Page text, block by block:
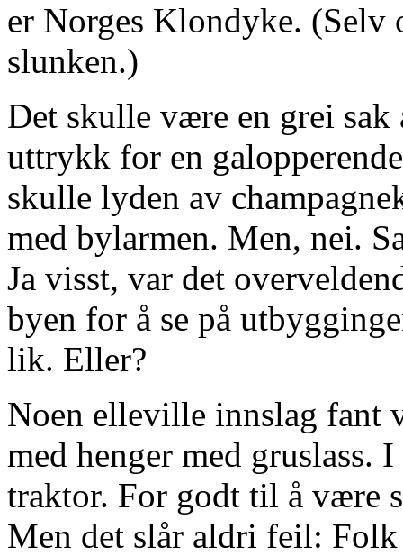
er Norges Klondyke. (Selv
slunken.)
Det skulle være en grei
uttrykk for en
skulle lyden av
med bylarmen. Men, nei.
Ja visst, var det
byen for å se på
lik. Eller?
Noen elleville innslag fant
med henger med gruslass.
traktor. For godt til å være
Men det slår aldri feil: